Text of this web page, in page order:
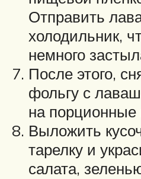
Отправить
холодильник,
немного
После этого,
фольгу с
на порционные
Выложить
тарелку и
салата,